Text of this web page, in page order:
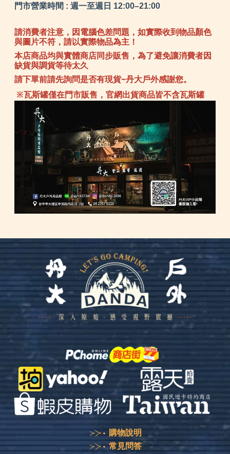
門市營業時間 : 週一至週日 12:00–21:00
請消費者注意，因電腦色差問題，如實際收到物品顏色
與圖片不符，請以實際物品為主！
本店商品均與實體商店同步販售，為了避免讓消費者因
缺貨與調貨等待太久
請下單前請先詢問是否有現貨~丹大戶外感謝您。
※瓦斯罐僅在門市販售，官網出貨商品皆不含瓦斯罐
購物說明
常見問答